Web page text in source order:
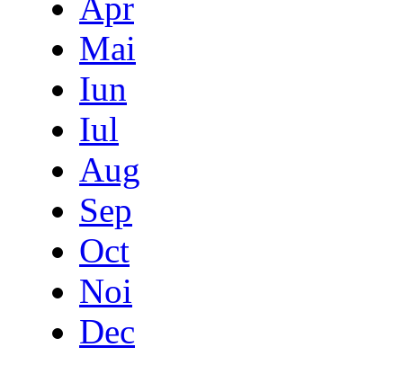
Mai
Iun
Iul
Aug
Sep
Oct
Noi
Dec